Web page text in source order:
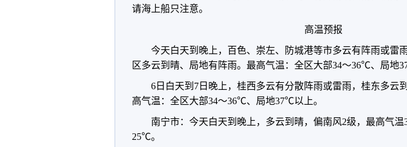
请海上船只注意。
高温预报
今天白天到晚上，百色、崇左、防城港等市多云有阵雨或雷
区多云到晴、局地有阵雨。最高气温：全区大部34～36℃、局地
6日白天到7日晚上，桂西多云有分散阵雨或雷雨，桂东多云
高气温：全区大部34～36℃、局地37℃以上。
南宁市：今天白天到晚上，多云到晴，偏南风2级，最高气
25℃。